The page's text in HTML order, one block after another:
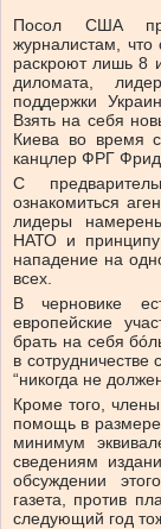
Посол США
журналистам, что
раскроют лишь 8
диломата,
поддержки
Взять на себя
Киева во время
канцлер ФРГ
С
ознакомиться
лидеры
НАТО и принципу
нападение на
всех.
В черновике
европейские
брать на себя
в
“никогда не
Кроме того,
помощь в размере
минимум
сведениям
обсуждении
газета, против
следующий год